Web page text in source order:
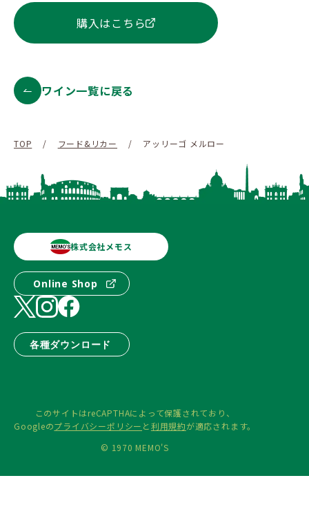
購入はこちら
ワイン一覧に戻る
TOP / フード&リカー / アッリーゴ メルロー
株式会社メモス
Online Shop
各種ダウンロード
このサイトはreCAPTHAによって保護されており、
Googleのプライバシーポリシー と利用規約が適応されます。
© 1970 MEMO'S